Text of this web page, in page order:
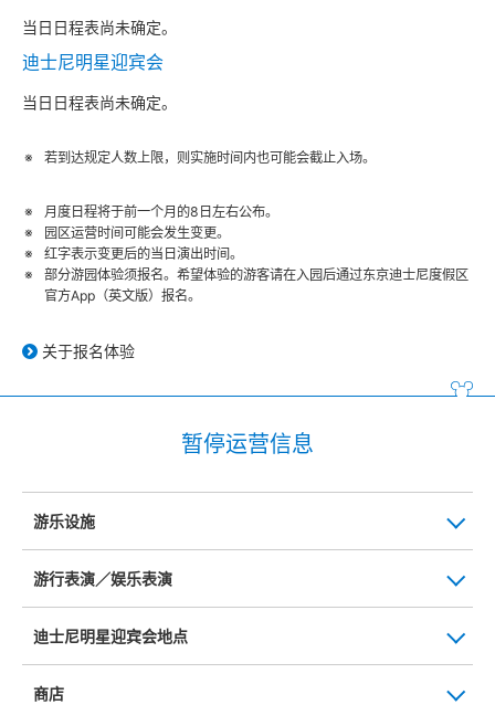
当日日程表尚未确定。
迪士尼明星迎宾会
当日日程表尚未确定。
若到达规定人数上限，则实施时间内也可能会截止入场。
月度日程将于前一个月的8日左右公布。
园区运营时间可能会发生变更。
红字表示变更后的当日演出时间。
部分游园体验须报名。希望体验的游客请在入园后通过东京迪士尼度假区
官方App（英文版）报名。
关于报名体验
暂停运营信息
游乐设施
游行表演／娱乐表演
迪士尼明星迎宾会地点
商店